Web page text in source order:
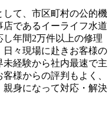
て、市区町村の公的機
であるイーライフ水道
年間2万件以上の修理
々現場に赴きお客様の
経験から社内最速で主
様からの評判もよく、
身になって対応・解決